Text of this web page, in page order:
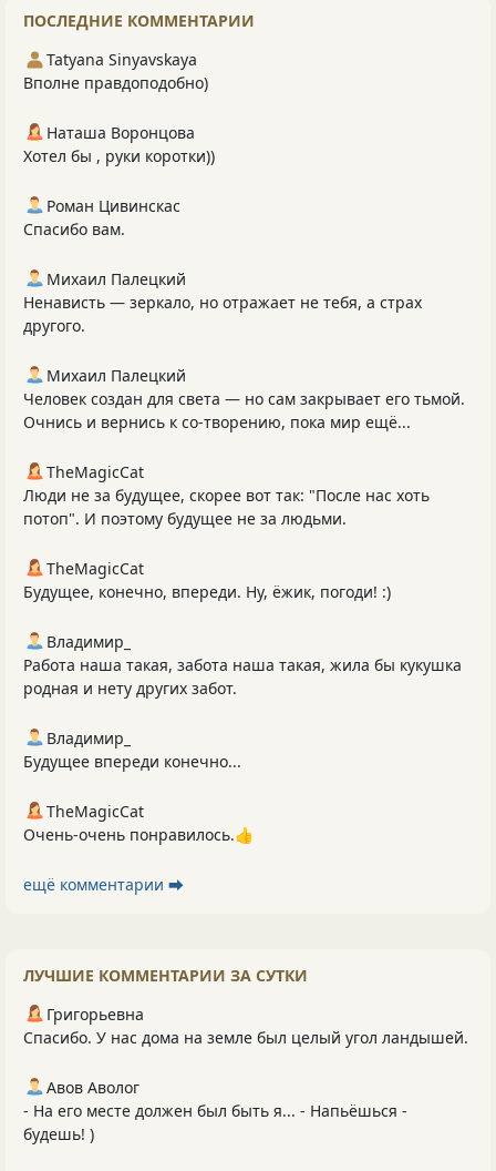
ПОСЛЕДНИЕ КОММЕНТАРИИ
Tatyana Sinyavskaya
Вполне правдоподобно)
Наташа Воронцова
Хотел бы , руки коротки))
Роман Цивинскас
Спасибо вам.
Михаил Палецкий
Ненависть — зеркало, но отражает не тебя, а страх
другого.
Михаил Палецкий
Человек создан для света — но сам закрывает его тьмой.
Очнись и вернись к со‑творению, пока мир ещё...
TheMagicCat
Люди не за будущее, скорее вот так: "После нас хоть
потоп". И поэтому будущее не за людьми.
TheMagicCat
Будущее, конечно, впереди. Ну, ёжик, погоди! :)
Владимир_
Работа наша такая, забота наша такая, жила бы кукушка
родная и нету других забот.
Владимир_
Будущее впереди конечно...
TheMagicCat
Очень-очень понравилось.👍
ещё комментарии ⮕
ЛУЧШИЕ КОММЕНТАРИИ ЗА СУТКИ
Григорьевна
Спасибо. У нас дома на земле был целый угол ландышей.
Авов Аволог
- На его месте должен был быть я... - Напьёшься -
будешь! )